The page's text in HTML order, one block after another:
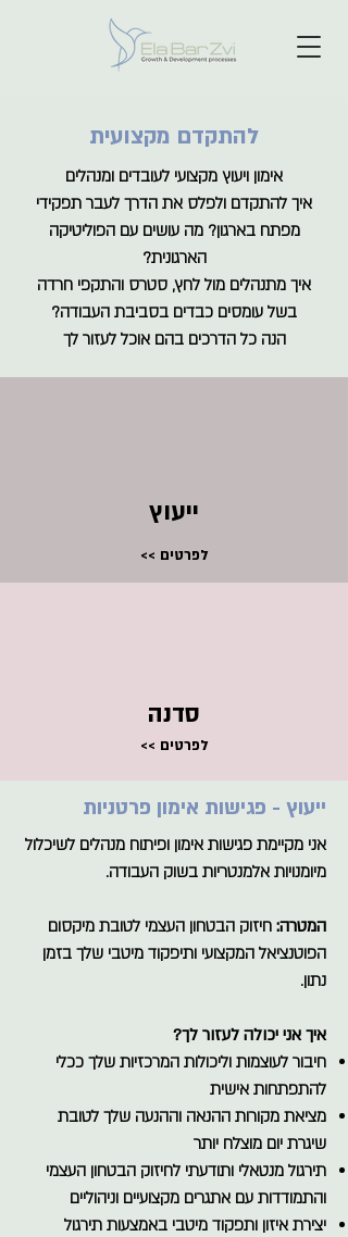
להתקדם מקצועית
אימון ויעוץ מקצועי לעובדים ומנהלים
איך להתקדם ולפלס את הדרך לעבר תפקידי
מפתח בארגון? מה עושים עם הפוליטיקה
הארגונית?
איך מתנהלים מול לחץ, סטרס והתקפי חרדה
בשל עומסים כבדים בסביבת העבודה?
הנה כל הדרכים בהם אוכל לעזור לך
ייעוץ
<< לפרטים
סדנה
<< לפרטים
ייעוץ - פגישות אימון פרטניות
אני מקיימת פגישות אימון ופיתוח מנהלים לשיכלול
מיומנויות אלמנטריות בשוק העבודה.
המטרה: חיזוק הבטחון העצמי לטובת מיקסום
הפוטנציאל המקצועי ותיפקוד מיטבי שלך בזמן
נתון.
איך אני יכולה לעזור לך?
חיבור לעוצמות וליכולות המרכזיות שלך ככלי
להתפתחות אישית
מציאת מקורות ההנאה וההנעה שלך לטובת
שיגרת יום מוצלח יותר
תירגול מנטאלי ותודעתי לחיזוק הבטחון העצמי
והתמודדות עם אתגרים מקצועיים וניהוליים
יצירת איזון ותפקוד מיטבי באמצעות תירגול